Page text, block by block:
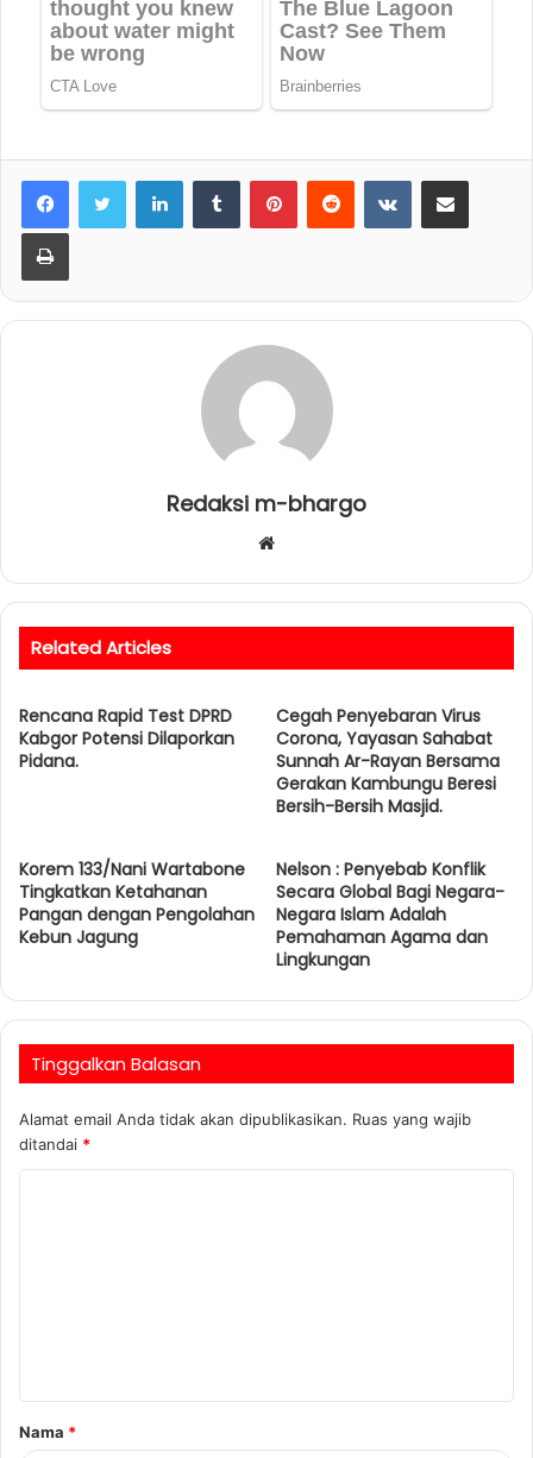
Redaksi m-bhargo
b
s
e
Related Articles
Rencana Rapid Test DPRD
Kabgor Potensi Dilaporkan
Pidana.
Cegah Penyebaran Virus
Corona, Yayasan Sahabat
Sunnah Ar-Rayan Bersama
Gerakan Kambungu Beresi
Bersih-Bersih Masjid.
Korem 133/Nani Wartabone
Tingkatkan Ketahanan
Pangan dengan Pengolahan
Kebun Jagung
Nelson : Penyebab Konflik
Secara Global Bagi Negara-
Negara Islam Adalah
Pemahaman Agama dan
Lingkungan
Tinggalkan Balasan
Alamat email Anda tidak akan dipublikasikan. Ruas yang wajib
ditandai *
Nama *